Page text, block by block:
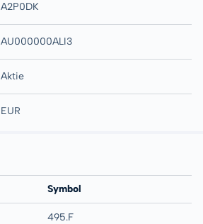
A2P0DK
AU000000ALI3
Aktie
EUR
Symbol
495.F